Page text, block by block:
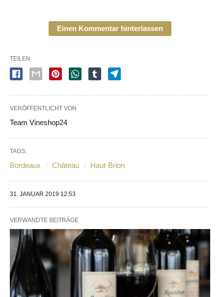
Einen Kommentar hinterlassen
TEILEN
VERÖFFENTLICHT VON
Team Vineshop24
TAGS:
Bordeaux Château Haut-Brion
31. JANUAR 2019 12:53
VERWANDTE BEITRÄGE